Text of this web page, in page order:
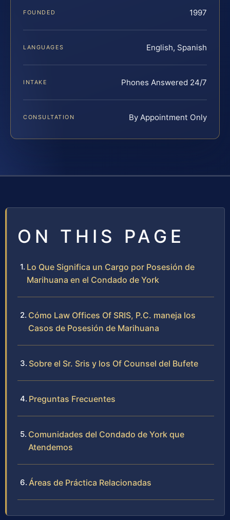
FOUNDED 1997
LANGUAGES English, Spanish
INTAKE Phones Answered 24/7
CONSULTATION By Appointment Only
ON THIS PAGE
Lo Que Significa un Cargo por Posesión de
Marihuana en el Condado de York
Cómo Law Offices Of SRIS, P.C. maneja los
Casos de Posesión de Marihuana
Sobre el Sr. Sris y los Of Counsel del Bufete
Preguntas Frecuentes
Comunidades del Condado de York que
Atendemos
Áreas de Práctica Relacionadas